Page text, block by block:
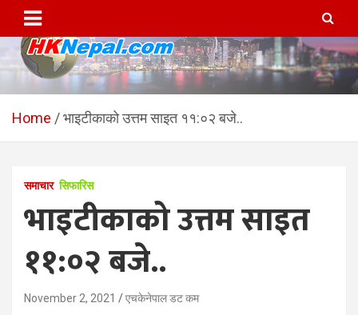
content
HKNepal.com – हङकङबाट
सञ्चालित पहिलो नेपाली अनलाईन
hknepal, hknepal.com, hk nepal, hk nepal com
Home भाइटीकाको उत्तम साइत ११:०२ बजे..
समाचार सिफारिस
भाइटीकाको उत्तम साइत
११:०२ बजे..
November 2, 2021 एचकेनेपाल डट कम